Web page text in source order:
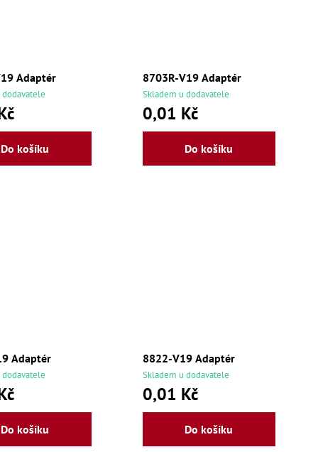
Adaptér
Do košíku
8703R-V19 Adaptér
Skladem u dodavatele
0,01 Kč
Do košíku
Adaptér
Do košíku
8822-V19 Adaptér
Skladem u dodavatele
0,01 Kč
Do košíku